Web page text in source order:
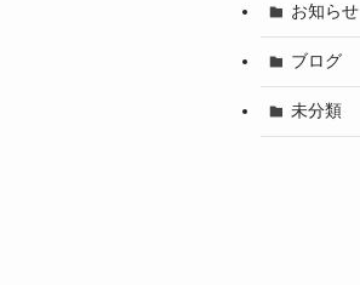
お知らせ
ブログ
未分類